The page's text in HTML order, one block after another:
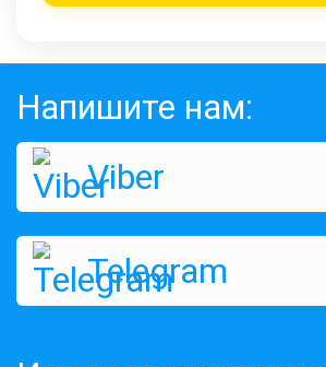
Напишите нам:
Viber
Telegram